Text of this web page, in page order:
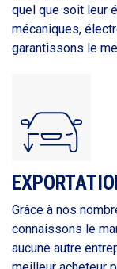
quel que soit leur
mécaniques,
garantissons le
Grâce à nos
connaissons le
aucune autre